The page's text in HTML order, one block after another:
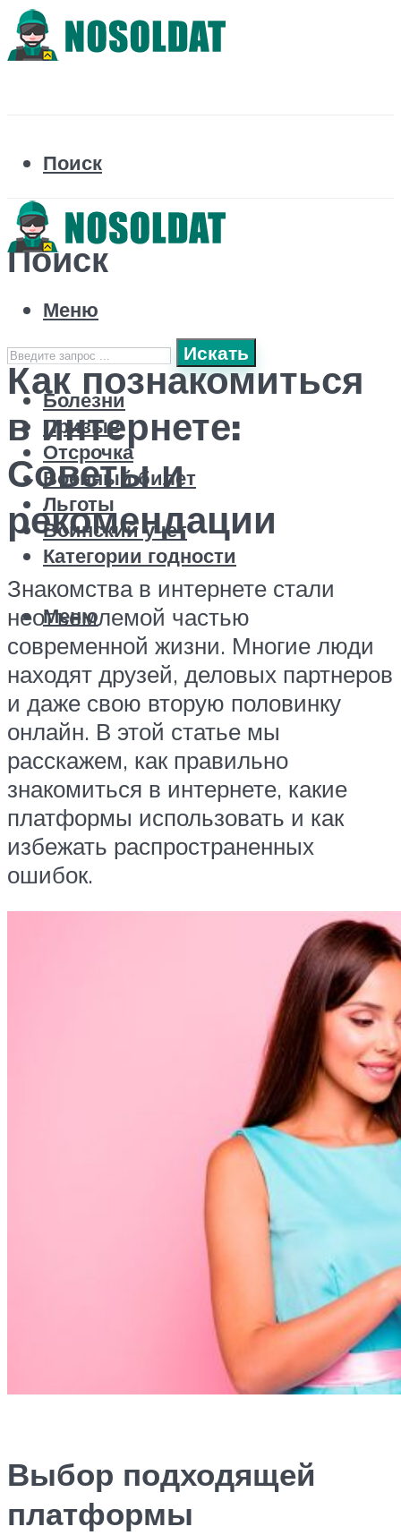
Поиск
Поиск
Искать
Болезни
Призыв
Отсрочка
Военный билет
Льготы
Воинский учет
Категории годности
Меню
Меню
Как познакомиться
в интернете:
Советы и
рекомендации
Знакомства в интернете стали
неотъемлемой частью
современной жизни. Многие люди
находят друзей, деловых партнеров
и даже свою вторую половинку
онлайн. В этой статье мы
расскажем, как правильно
знакомиться в интернете, какие
платформы использовать и как
избежать распространенных
ошибок.
Выбор подходящей
платформы